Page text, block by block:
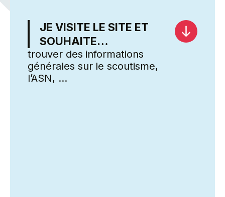
Qui sommes-nous
Trouver un groupe
Nos actualités
JE VISITE LE SITE ET
SOUHAITE…
trouver des informations
générales sur le scoutisme,
l’ASN, …